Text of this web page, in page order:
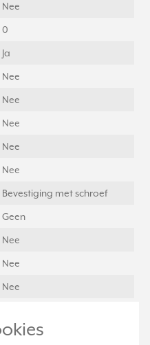
Nee
0
Ja
Nee
Nee
Nee
Nee
Nee
Bevestiging met schroef
Geen
Nee
Nee
Nee
IP2X